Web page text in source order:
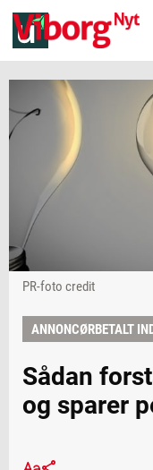
PR-foto credit
ANNONCØRBETALT
Sådan
og sparer